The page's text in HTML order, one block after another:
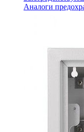
Аналоги